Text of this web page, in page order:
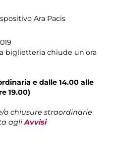
Ara Pacis
biglietteria chiude un’ora
e dalle 14.00 alle
19.00)
chiusure straordinarie
agli Avvisi